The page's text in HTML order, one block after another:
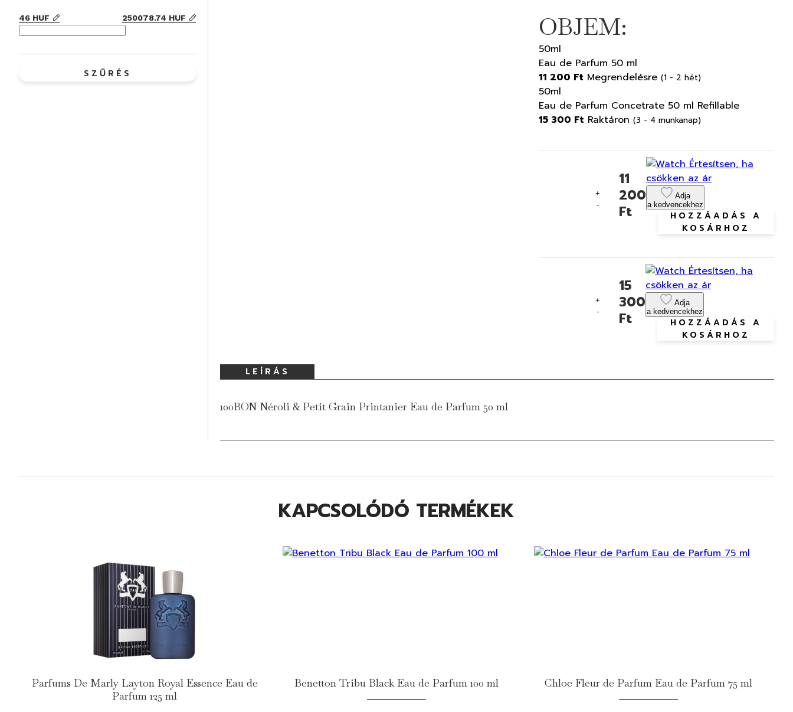
46 HUF 250078.74 HUF
SZŰRÉS
OBJEM:
50ml
Eau de Parfum 50 ml
11 200 Ft Megrendelésre (1 - 2 hét)
50ml
Eau de Parfum Concetrate 50 ml Refillable
15 300 Ft Raktáron (3 - 4 munkanap)
+
-
11
200
Ft
Értesítsen, ha
csökken az ár
Adja
a kedvencekhez
HOZZÁADÁS A
KOSÁRHOZ
+
-
15
300
Ft
Értesítsen, ha
csökken az ár
Adja
a kedvencekhez
HOZZÁADÁS A
KOSÁRHOZ
LEÍRÁS
100BON Néroli & Petit Grain Printanier Eau de Parfum 50 ml
KAPCSOLÓDÓ TERMÉKEK
Parfums De Marly Layton Royal Essence Eau de
Parfum 125 ml
Benetton Tribu Black Eau de Parfum 100 ml Chloe Fleur de Parfum Eau de Parfum 75 ml